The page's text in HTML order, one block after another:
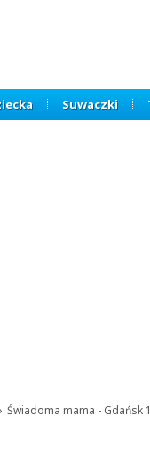
Suwaczki
› Świadoma mama - Gdańsk